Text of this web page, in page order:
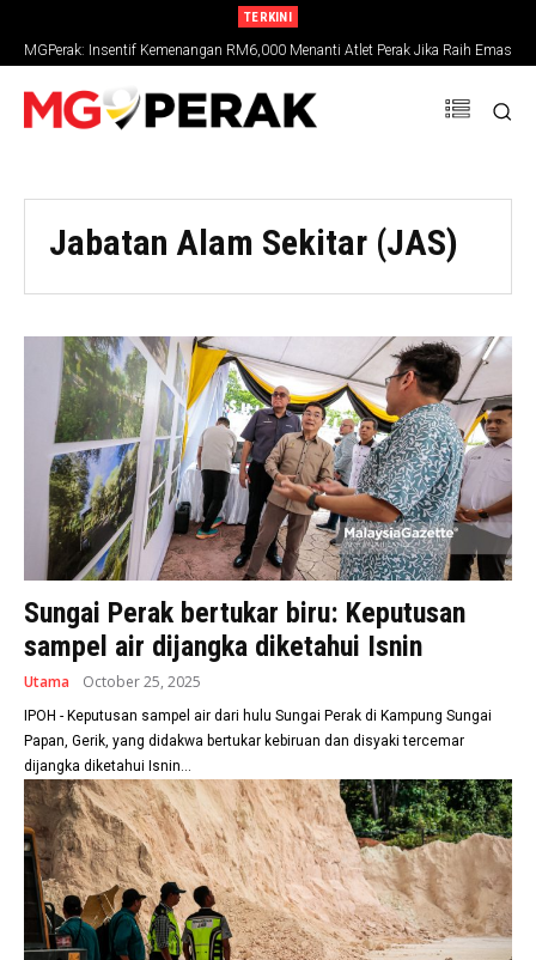
TERKINI
MGPerak: Insentif Kemenangan RM6,000 Menanti Atlet Perak Jika Raih Emas
SUKMA 2026
Jabatan Alam Sekitar (JAS)
Sungai Perak bertukar biru: Keputusan
sampel air dijangka diketahui Isnin
Utama October 25, 2025
IPOH - Keputusan sampel air dari hulu Sungai Perak di Kampung Sungai
Papan, Gerik, yang didakwa bertukar kebiruan dan disyaki tercemar
dijangka diketahui Isnin...